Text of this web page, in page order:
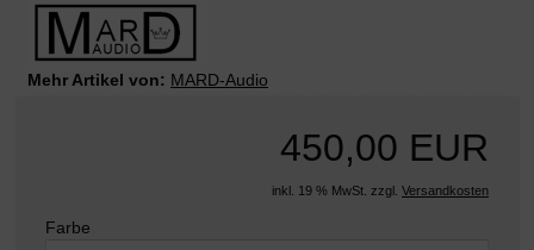
Mehr Artikel von: MARD-Audio
450,00 EUR
inkl. 19 % MwSt. zzgl. Versandkosten
Farbe